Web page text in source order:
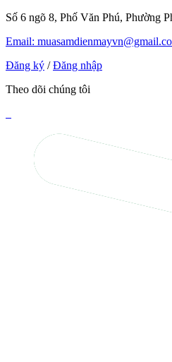
Số 6 ngõ 8, Phố Văn Phú, Phường
Email:
Đăng ký / Đăng nhập
Theo dõi chúng tôi